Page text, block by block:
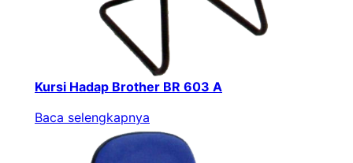
Kursi Hadap Brother BR 603 A
Baca selengkapnya